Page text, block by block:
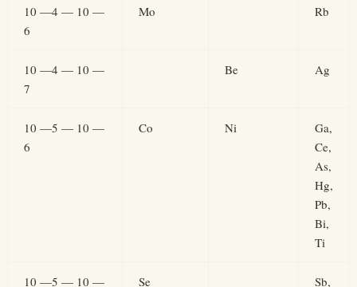
10 —4 — 10 —
6
Mo Rb
10 —4 — 10 —
7
Be Ag
10 —5 — 10 —
6
Co Ni
Ga,
Ce,
As,
Hg,
Pb,
Bi,
Ti
10 —5 — 10 — Se Sb,